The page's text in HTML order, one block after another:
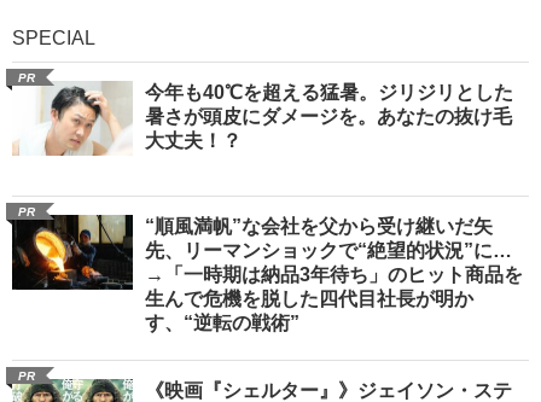
SPECIAL
PR
今年も40℃を超える猛暑。ジリジリとした
暑さが頭皮にダメージを。あなたの抜け毛
大丈夫！？
PR
“順風満帆”な会社を父から受け継いだ矢
先、リーマンショックで“絶望的状況”に…
→「一時期は納品3年待ち」のヒット商品を
生んで危機を脱した四代目社長が明か
す、“逆転の戦術”
PR
《映画『シェルター』》ジェイソン・ステ